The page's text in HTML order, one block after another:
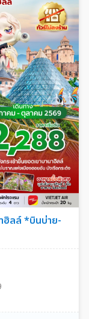
ฮิลล์ *บินบ่าย-